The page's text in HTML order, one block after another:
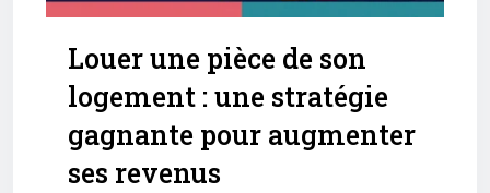
Louer une pièce de son
logement : une stratégie
gagnante pour augmenter
ses revenus